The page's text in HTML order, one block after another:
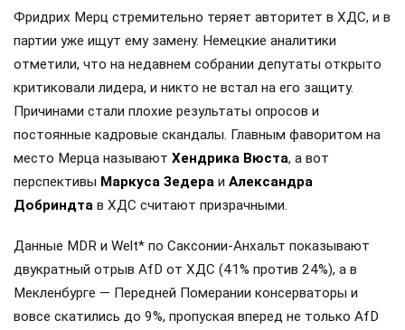
Фридрих Мерц стремительно теряет авторитет в ХДС, и в
партии уже ищут ему замену. Немецкие аналитики
отметили, что на недавнем собрании депутаты открыто
критиковали лидера, и никто не встал на его защиту.
Причинами стали плохие результаты опросов и
постоянные кадровые скандалы. Главным фаворитом на
место Мерца называют Хендрика Вюста, а вот
перспективы Маркуса Зедера и Александра
Добриндта в ХДС считают призрачными.
Данные MDR и Welt* по Саксонии-Анхальт показывают
двукратный отрыв AfD от ХДС (41% против 24%), а в
Мекленбурге — Передней Померании консерваторы и
вовсе скатились до 9%, пропуская вперед не только AfD